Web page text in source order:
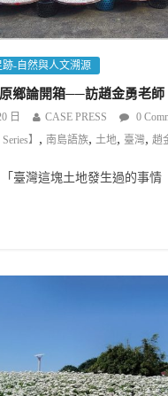
跡-自然與人文溯源
原鄉論開箱──訪趙金勇老師
日 CASE PRESS 0
】 ,南島語族, 土地, 臺灣,趙
臺灣這塊土地發生過的事情